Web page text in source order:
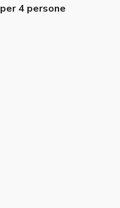
per 4 persone